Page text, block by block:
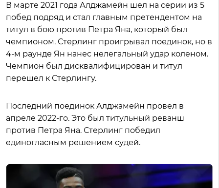
В марте 2021 года Алджамейн шел на серии из 5
побед подряд и стал главным претендентом на
титул в бою против Петра Яна, который был
чемпионом. Стерлинг проигрывал поединок, но в
4-м раунде Ян нанес нелегальный удар коленом.
Чемпион был дисквалифицирован и титул
перешел к Стерлингу.
Последний поединок Алджамейн провел в
апреле 2022-го. Это был титульный реванш
против Петра Яна. Стерлинг победил
единогласным решением судей.